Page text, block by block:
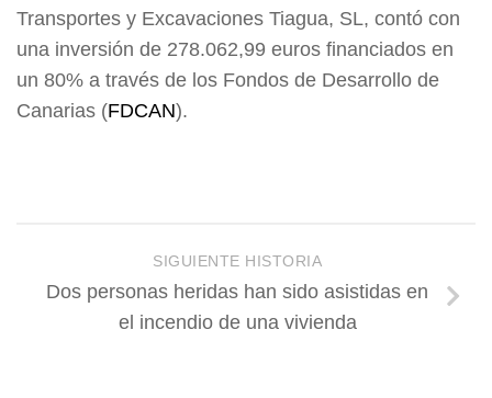
Transportes y Excavaciones Tiagua, SL, contó con
una inversión de 278.062,99 euros financiados en
un 80% a través de los Fondos de Desarrollo de
Canarias (FDCAN).
SIGUIENTE HISTORIA
Dos personas heridas han sido asistidas en
el incendio de una vivienda